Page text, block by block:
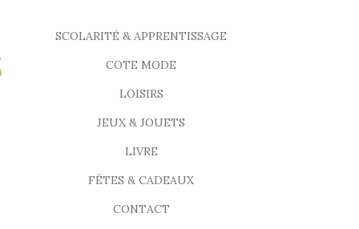
SCOLARITÉ & APPRENTISSAGE
COTE MODE
LOISIRS
JEUX & JOUETS
LIVRE
FÊTES & CADEAUX
CONTACT